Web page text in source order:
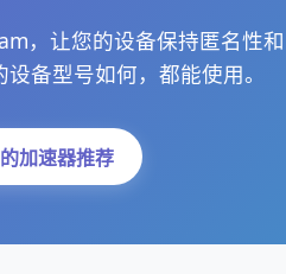
，让您的设备保持匿名性和
备型号如何，都能使用。
加速器推荐